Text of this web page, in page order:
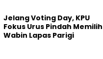
Jelang Voting Day, KPU
Fokus Urus Pindah Memilih
Wabin Lapas Parigi